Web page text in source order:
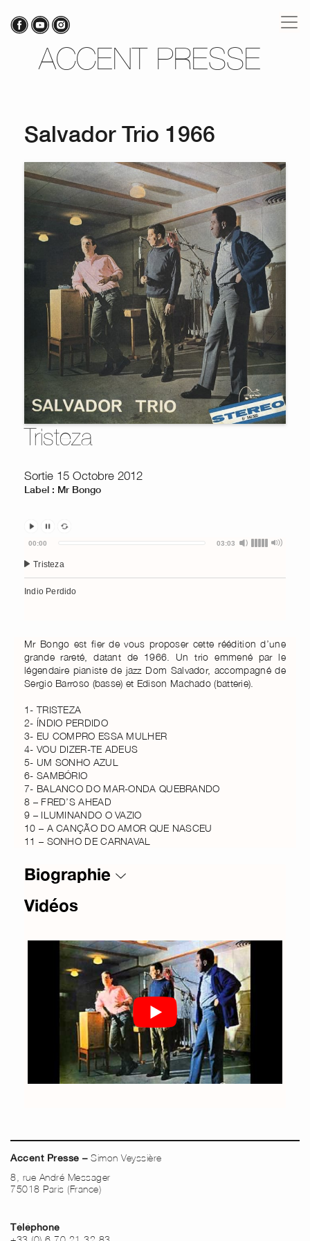
ACCENT PRESSE
Salvador Trio 1966
Tristeza
Sortie 15 Octobre 2012
Label : Mr Bongo
Audio
Player
Tristeza
Indio Perdido
00:00 03:03
Mr Bongo est fier de vous proposer cette réédition d’une
grande rareté, datant de 1966. Un trio emmené par le
légendaire pianiste de jazz Dom Salvador, accompagné de
Sergio Barroso (basse) et Edison Machado (batterie).
1- TRISTEZA
2- ÍNDIO PERDIDO
3- EU COMPRO ESSA MULHER
4- VOU DIZER-TE ADEUS
5- UM SONHO AZUL
6- SAMBÓRIO
7- BALANCO DO MAR-ONDA QUEBRANDO
8 – FREDʼS AHEAD
9 – ILUMINANDO O VAZIO
10 – A CANÇÃO DO AMOR QUE NASCEU
11 – SONHO DE CARNAVAL
Biographie
Vidéos
Accent Presse –Simon Veyssière
8, rue André Messager
75018 Paris (France)
Téléphone